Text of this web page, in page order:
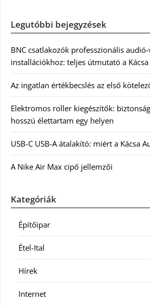
Legutóbbi bejegyzések
BNC csatlakozók professzionális
installációkhoz: teljes útmutató a
Az ingatlan értékbecslés az első
Elektromos roller kiegészítők:
hosszú élettartam egy helyen
USB-C USB-A átalakító: miért a Kácsa
A Nike Air Max cipő jellemzői
Kategóriák
Építőipar
Étel-Ital
Hírek
Internet